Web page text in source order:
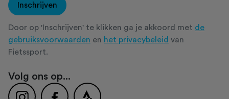
Inschrijven
Door op 'Inschrijven' te klikken ga je akkoord met de
gebruiksvoorwaarden en het privacybeleid van
Fietssport.
Volg ons op...